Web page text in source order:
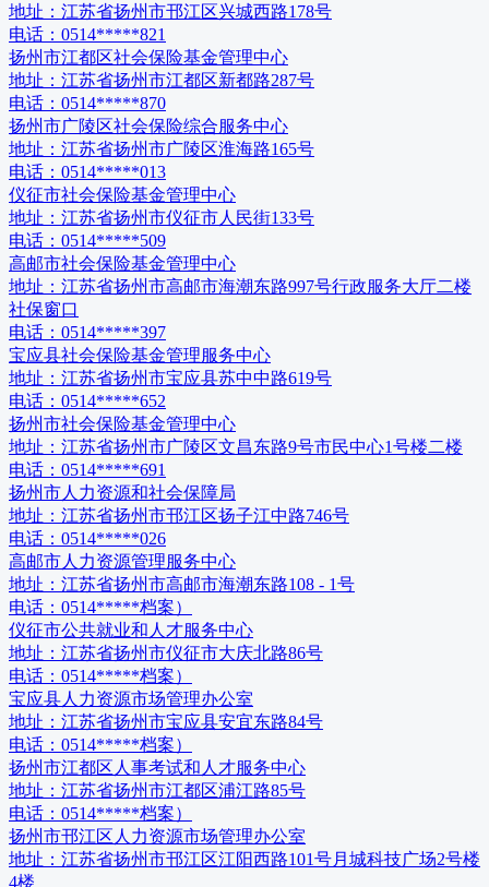
地址： 江苏省扬州市邗江区兴城西路178号
电话： 0514*****821
扬州市江都区社会保险基金管理中心
地址： 江苏省扬州市江都区新都路287号
电话： 0514*****870
扬州市广陵区社会保险综合服务中心
地址： 江苏省扬州市广陵区淮海路165号
电话： 0514*****013
仪征市社会保险基金管理中心
地址： 江苏省扬州市仪征市人民街133号
电话： 0514*****509
高邮市社会保险基金管理中心
地址： 江苏省扬州市高邮市海潮东路997号行政服务大厅二楼
社保窗口
电话： 0514*****397
宝应县社会保险基金管理服务中心
地址： 江苏省扬州市宝应县苏中中路619号
电话： 0514*****652
扬州市社会保险基金管理中心
地址： 江苏省扬州市广陵区文昌东路9号市民中心1号楼二楼
电话： 0514*****691
扬州市人力资源和社会保障局
地址： 江苏省扬州市邗江区扬子江中路746号
电话： 0514*****026
高邮市人力资源管理服务中心
地址： 江苏省扬州市高邮市海潮东路108 - 1号
电话： 0514*****档案）
仪征市公共就业和人才服务中心
地址： 江苏省扬州市仪征市大庆北路86号
电话： 0514*****档案）
宝应县人力资源市场管理办公室
地址： 江苏省扬州市宝应县安宜东路84号
电话： 0514*****档案）
扬州市江都区人事考试和人才服务中心
地址： 江苏省扬州市江都区浦江路85号
电话： 0514*****档案）
扬州市邗江区人力资源市场管理办公室
地址： 江苏省扬州市邗江区江阳西路101号月城科技广场2号楼
4楼